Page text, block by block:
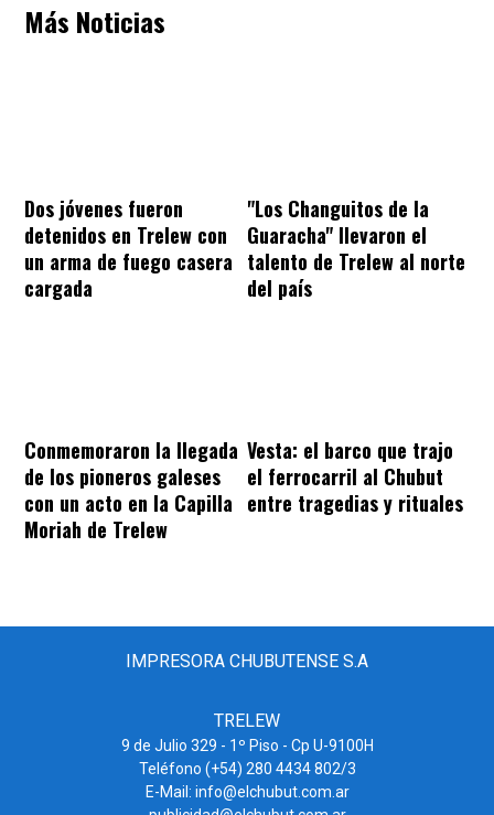
Más Noticias
Dos jóvenes fueron
detenidos en Trelew con
un arma de fuego casera
cargada
"Los Changuitos de la
Guaracha" llevaron el
talento de Trelew al norte
del país
Conmemoraron la llegada
de los pioneros galeses
con un acto en la Capilla
Moriah de Trelew
Vesta: el barco que trajo
el ferrocarril al Chubut
entre tragedias y rituales
IMPRESORA CHUBUTENSE S.A
TRELEW
9 de Julio 329 - 1º Piso - Cp U-9100H
Teléfono (+54) 280 4434 802/3
E-Mail: info@elchubut.com.ar